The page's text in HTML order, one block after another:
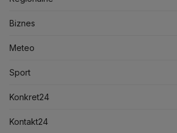
Kryptowaluty
Lotnisko Chopina
Mariusz Błaszczak
Mark Zuckerberg
Ministerstwo Aktywów Państwowych
Biznes
Meteo
Sport
Zdrowie
Technologia
Podcasty
Artykuły
Newslettery
Fakty po Faktach
Fakty o Świecie
Ludzie Faktów
Warszawa
Łódź
Katowice
Kraków
Poznań
Biznes
Najnowsze
Notowania
Pieniądze
Nieruchomości
Meteo
Pogoda godzinowa
Pogoda długoterminowa
Pogoda na jutro
Sport
Piłka Nożna
Tenis
Konkret24
Najnowsze
Kontakt24